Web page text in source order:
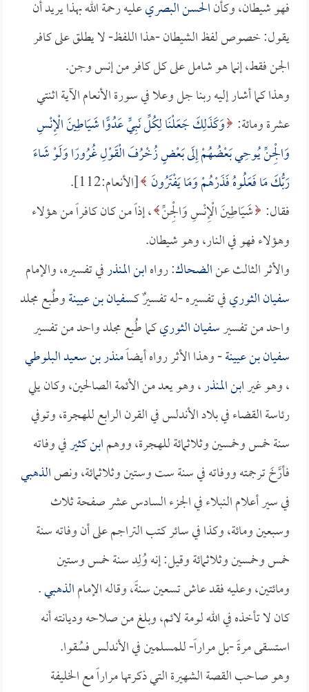
فهو شيطان، وكأنالحسن البصريعليه رحمة الله بهذا يريد أن
يقول: خصوص لفظ الشيطان -هذا اللفظ- لا يطلق على كافر
الجن فقط، إنما هو شامل على كل كافر من إنس وجن.
وهذا كما أشار إليه ربنا جل وعلا في سورة الأنعام الآية اثنتي
عشرة ومائة: وَكَذَلِكَ جَعَلْنَا لِكُلِّ نَبِيٍّ عَدُوًّا شَيَاطِينَ الْإِنْسِ
وَالْجِنِّ يُوحِي بَعْضُهُمْ إِلَى بَعْضٍ زُخْرُفَ الْقَوْلِ غُرُورًا وَلَوْ شَاءَ
رَبُّكَ مَا فَعَلُوهُ فَذَرْهُمْ وَمَا يَفْتَرُونَ [الأنعام:112].
فقال: شَيَاطِينَ الْإِنْسِ وَالْجِنِّ ، إذاً من كان كافراً من هؤلاء
وهؤلاء فهو في النار، وهو شيطان.
والأثر الثالث عنالضحاك: رواهابن المنذرفي تفسيره، والإمام
سفيان الثوريفي تفسيره -له تفسيرٌ كـسفيان بن عيينةوطُبع مجلد
واحد من تفسيرسفيان الثوريكما طُبع مجلد واحد من تفسير
سفيان بن عيينة- وهذا الأثر رواه أيضاًمنذر بن سعيد البلوطي
، وهو غيرابن المنذر، وهو يعد من الأئمة الصالحين، وكان يلي
رئاسة القضاء في بلاد الأندلس في القرن الرابع للهجرة، وتوفي
سنة خمس وخمسين وثلاثمائة للهجرة، ووهمابن كثيرفي وفاته
فأرَّخَ ترجمته ووفاته في سنة ست وستين وثلاثمائة، ونصالذهبي
في سير أعلام النبلاء في الجزء السادس عشر صفحة ثلاث
وسبعين ومائة، وكذا في سائر كتب التراجم على أن وفاته سنة
خمس وخمسين وثلاثمائة وقيل: إنه وُلِد سنة خمس وستين
ومائتين، وعليه فقد عاش تسعين سنةً، وقاله الإمامالذهبي.
كان لا تأخذه في الله لومة لائم، وبلغ من صلاحه وديانته أنه
استسقى مرةً -بل مراراً- للمسلمين في الأندلس فسُقوا.
وهو صاحب القصة الشهيرة التي ذكرتها مراراً مع الخليفة